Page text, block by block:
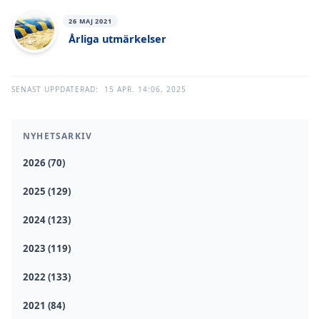
NYHETSARKIV
2026 (70)
2025 (129)
2024 (123)
2023 (119)
2022 (133)
2021 (84)
26 MAJ 2021
Årliga utmärkelser
SENAST UPPDATERAD: 15 APR. 14:06, 2025